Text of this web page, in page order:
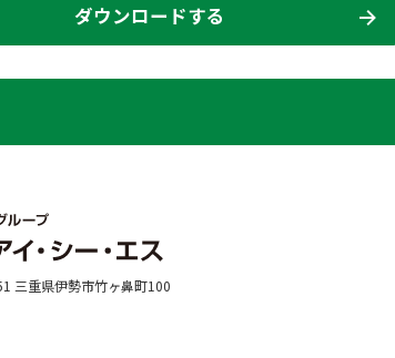
ダウンロードする
三重県伊勢市竹ヶ鼻町100